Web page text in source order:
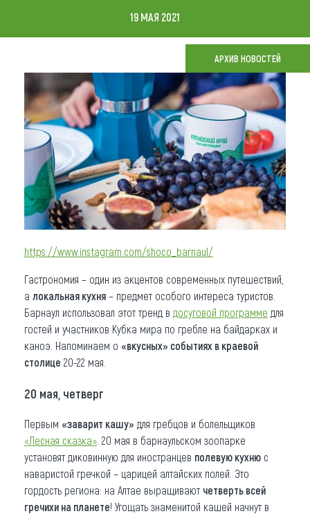
Карта
Что привезти (сувениры)
О регионе
Коллекция впечатлений
Другие рубрики
19 МАЯ 2021
АРХИВ НОВОСТЕЙ
https://www.instagram.com/shoco_barnaul/
Гастрономия – один из акцентов современных путешествий,
а локальная кухня – предмет особого интереса туристов.
Барнаул использовал этот тренд в досуговой программе для
гостей и участников Кубка мира по гребле на байдарках и
каноэ. Напоминаем о «вкусных» событиях в краевой
столице 20-22 мая.
20 мая, четверг
Первым «заварит кашу» для гребцов и болельщиков
«Лесная сказка» . 20 мая в барнаульском зоопарке
установят диковинную для иностранцев полевую кухню с
наваристой гречкой – царицей алтайских полей. Это
гордость региона: на Алтае выращивают четверть всей
гречихи на планете! Угощать знаменитой кашей начнут в